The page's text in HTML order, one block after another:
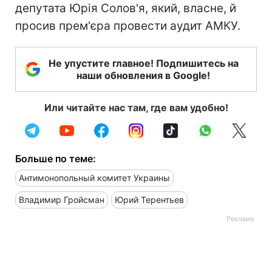
депутата Юрія Солов'я, який, власне, й
просив прем'єра провести аудит АМКУ.
Не упустите главное! Подпишитесь на
наши обновления в Google!
Или читайте нас там, где вам удобно!
Больше по теме:
Антимонопольный комитет Украины
Владимир Гройсман Юрий Терентьев